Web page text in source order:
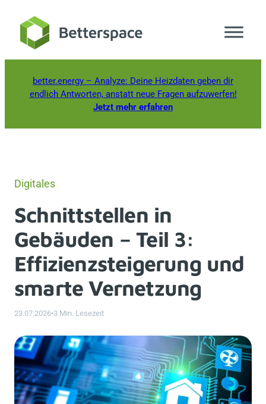
Inhalt
springen
better.energy – Analyze: Deine Heizdaten geben dir
endlich Antworten, anstatt neue Fragen aufzuwerfen!
Jetzt mehr erfahren
Digitales
Schnittstellen in
Gebäuden – Teil 3:
Effizienzsteigerung und
smarte Vernetzung
23.07.2026•3 Min. Lesezeit